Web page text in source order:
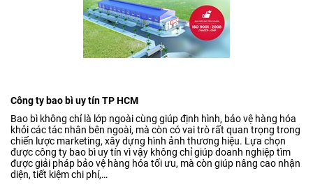
Công ty bao bì uy tín TP HCM
Bao bì không chỉ là lớp ngoài cùng giúp định hình, bảo vệ hàng hóa
khỏi các tác nhân bên ngoài, mà còn có vai trò rất quan trọng trong
chiến lược marketing, xây dựng hình ảnh thương hiệu. Lựa chọn
được công ty bao bì uy tín vì vậy không chỉ giúp doanh nghiệp tìm
được giải pháp bảo vệ hàng hóa tối ưu, mà còn giúp nâng cao nhận
diện, tiết kiệm chi phí,…